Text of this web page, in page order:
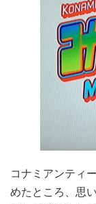
コナミアンティ
めたところ、思